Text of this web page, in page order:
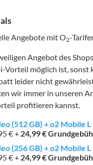
Angebote mit O2-
Angebot des
Vorteil möglich ist, sonst
leider nicht
wir immer in unseren
profitieren kannst.
(512 GB) + o2 Mobile L
€ + 24,99 €
(256 GB) + o2 Mobile L
€ + 24,99 €